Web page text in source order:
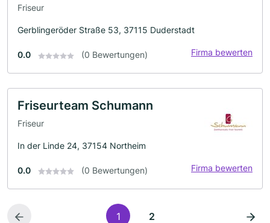
Friseur
Gerblingeröder Straße 53, 37115 Duderstadt
0.0 (0 Bewertungen) Firma bewerten
Friseurteam Schumann
Friseur
In der Linde 24, 37154 Northeim
0.0 (0 Bewertungen) Firma bewerten
1 2